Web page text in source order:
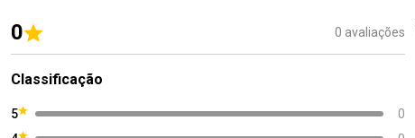
0 0 avaliações
Classificação
5
0